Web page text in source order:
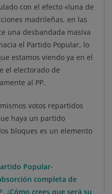
con el efecto «luna de
madrileñas, en las
una desbandada masiva
el Partido Popular, lo
estamos viendo ya en el
el electorado de
al PP.
votos repartidos
haya un partido
bloques es un elemento
Popular-
completa de
¿Cómo crees que será su